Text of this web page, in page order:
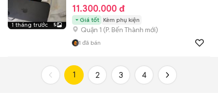
1 tháng trước 5
11.300.000 đ
Giá tốt Kèm phụ kiện
Quận 1 (P. Bến Thành mới)
1 đã bán
1 2 3 4